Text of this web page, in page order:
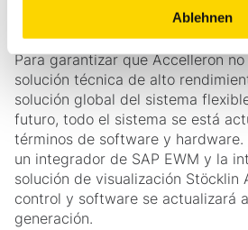
Ablehnen
Software y control de última
Para garantizar que Accelleron
solución técnica de alto
solución global del sistema
futuro, todo el sistema se está
términos de software y hardware.
un integrador de SAP EWM y la
solución de visualización Stöcklin
control y software se actualizará
generación.